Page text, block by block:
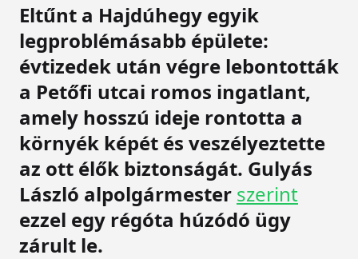
Eltűnt a Hajdúhegy egyik
legproblémásabb épülete:
évtizedek után végre lebontották
a Petőfi utcai romos ingatlant,
amely hosszú ideje rontotta a
környék képét és veszélyeztette
az ott élők biztonságát. Gulyás
László alpolgármester szerint
ezzel egy régóta húzódó ügy
zárult le.